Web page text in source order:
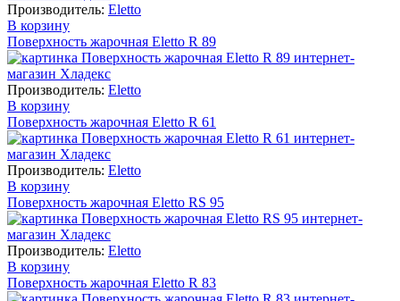
Производитель: Eletto
В корзину
Поверхность жарочная Eletto R 89
Производитель: Eletto
В корзину
Поверхность жарочная Eletto R 61
Производитель: Eletto
В корзину
Поверхность жарочная Eletto RS 95
Производитель: Eletto
В корзину
Поверхность жарочная Eletto R 83